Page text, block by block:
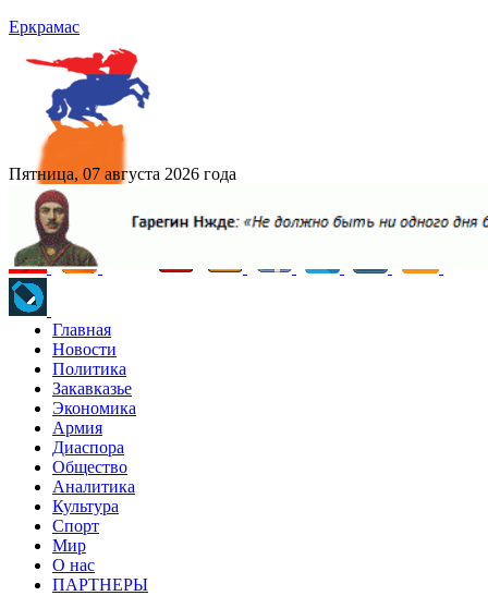
Еркрамас
Пятница, 07 августа 2026 года
Главная
Новости
Политика
Закавказье
Экономика
Армия
Диаспора
Общество
Аналитика
Культура
Спорт
Мир
О нас
ПАРТНЕРЫ